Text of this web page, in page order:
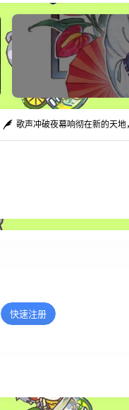
的狂欢 末日最后的
微博：@魔法少年
：阿良良木健（新
绘图：历历路路（新
MP3+伴奏下载：
歌声冲破夜幕响彻在新的天
快速注册